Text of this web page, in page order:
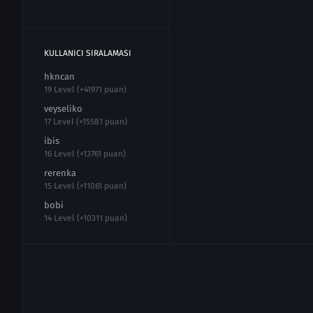
KULLANICI SIRALAMASI
hkncan
19 Level (+41971 puan)
veyseliko
17 Level (+15581 puan)
ibis
16 Level (+13761 puan)
rerenka
15 Level (+11061 puan)
bobi
14 Level (+10311 puan)